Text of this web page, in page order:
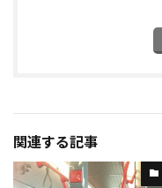
関連する記事